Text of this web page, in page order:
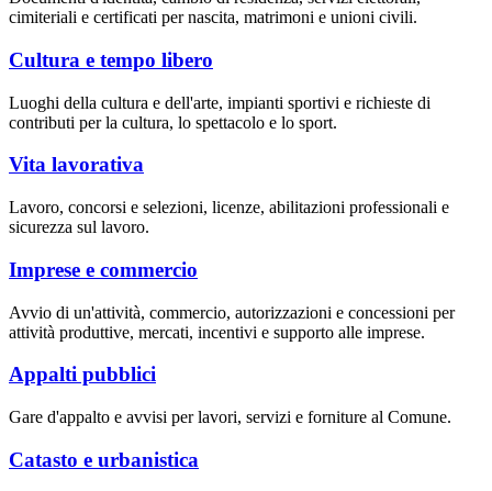
cimiteriali e certificati per nascita, matrimoni e unioni civili.
Cultura e tempo libero
Luoghi della cultura e dell'arte, impianti sportivi e richieste di
contributi per la cultura, lo spettacolo e lo sport.
Vita lavorativa
Lavoro, concorsi e selezioni, licenze, abilitazioni professionali e
sicurezza sul lavoro.
Imprese e commercio
Avvio di un'attività, commercio, autorizzazioni e concessioni per
attività produttive, mercati, incentivi e supporto alle imprese.
Appalti pubblici
Gare d'appalto e avvisi per lavori, servizi e forniture al Comune.
Catasto e urbanistica